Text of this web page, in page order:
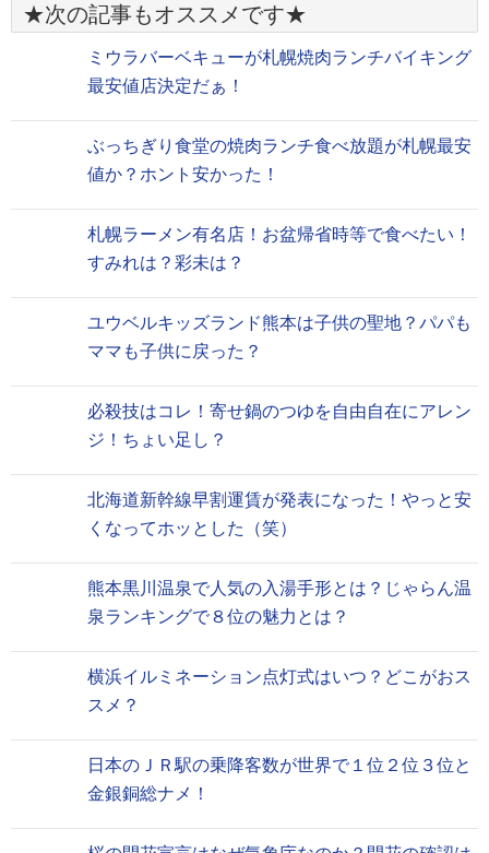
★次の記事もオススメです★
ミウラバーベキューが札幌焼肉ランチバイキング
最安値店決定だぁ！
ぶっちぎり食堂の焼肉ランチ食べ放題が札幌最安
値か？ホント安かった！
札幌ラーメン有名店！お盆帰省時等で食べたい！
すみれは？彩未は？
ユウベルキッズランド熊本は子供の聖地？パパも
ママも子供に戻った？
必殺技はコレ！寄せ鍋のつゆを自由自在にアレン
ジ！ちょい足し？
北海道新幹線早割運賃が発表になった！やっと安
くなってホッとした（笑）
熊本黒川温泉で人気の入湯手形とは？じゃらん温
泉ランキングで８位の魅力とは？
横浜イルミネーション点灯式はいつ？どこがおス
スメ？
日本のＪＲ駅の乗降客数が世界で１位２位３位と
金銀銅総ナメ！